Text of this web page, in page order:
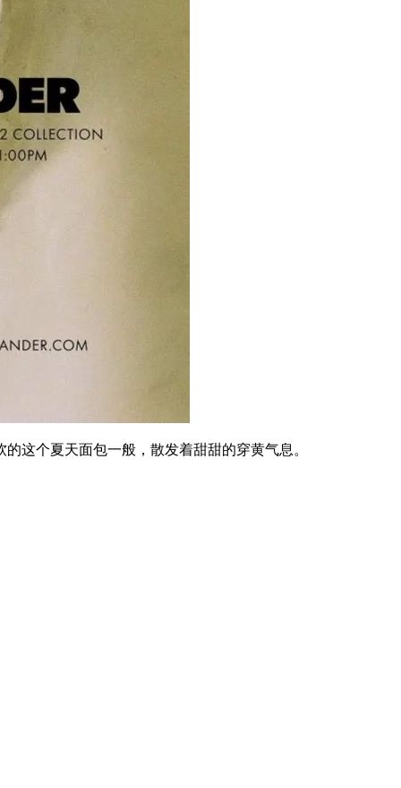
这个夏天面包一般，散发着甜甜的穿黄气息。